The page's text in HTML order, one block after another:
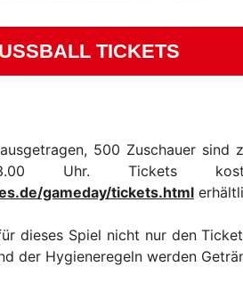
TICKETS
500 Zuschauer sind
Uhr. Tickets
gameday/tickets.html
dieses Spiel nicht nur den
der Hygieneregeln werden